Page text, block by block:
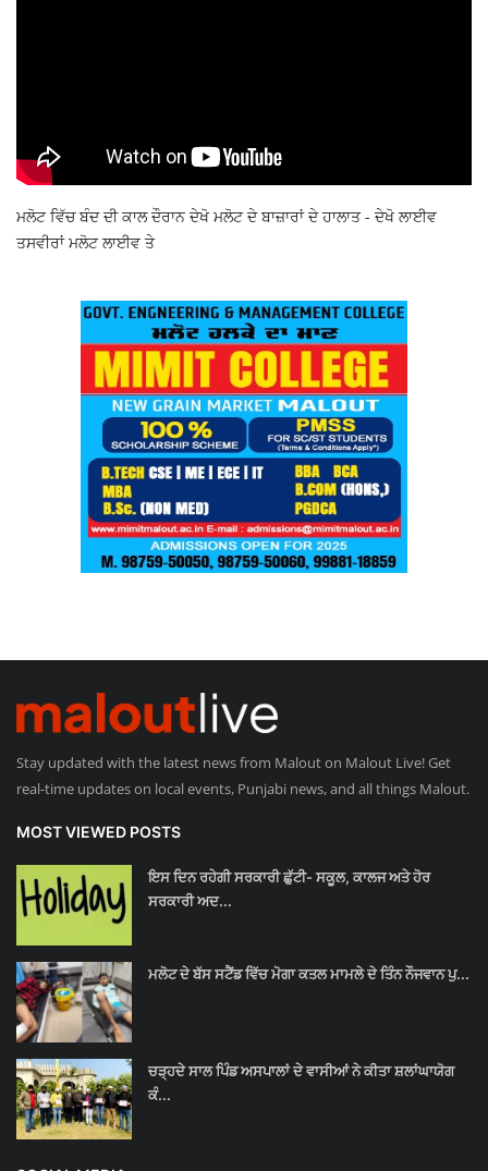
ਮਲੋਟ ਵਿੱਚ ਬੰਦ ਦੀ ਕਾਲ ਦੌਰਾਨ ਦੇਖੋ ਮਲੋਟ ਦੇ ਬਾਜ਼ਾਰਾਂ ਦੇ ਹਾਲਾਤ - ਦੇਖੋ ਲਾਈਵ
ਤਸਵੀਰਾਂ ਮਲੋਟ ਲਾਈਵ ਤੇ
Stay updated with the latest news from Malout on Malout Live! Get
real-time updates on local events, Punjabi news, and all things Malout.
MOST VIEWED POSTS
ਇਸ ਦਿਨ ਰਹੇਗੀ ਸਰਕਾਰੀ ਛੁੱਟੀ- ਸਕੂਲ, ਕਾਲਜ ਅਤੇ ਹੋਰ
ਸਰਕਾਰੀ ਅਦ...
ਮਲੋਟ ਦੇ ਬੱਸ ਸਟੈਂਡ ਵਿੱਚ ਮੋਗਾ ਕਤਲ ਮਾਮਲੇ ਦੇ ਤਿੰਨ ਨੌਜਵਾਨ ਪੁ...
ਚੜ੍ਹਦੇ ਸਾਲ ਪਿੰਡ ਅਸਪਾਲਾਂ ਦੇ ਵਾਸੀਆਂ ਨੇ ਕੀਤਾ ਸ਼ਲਾਂਘਾਯੋਗ
ਕੰ...